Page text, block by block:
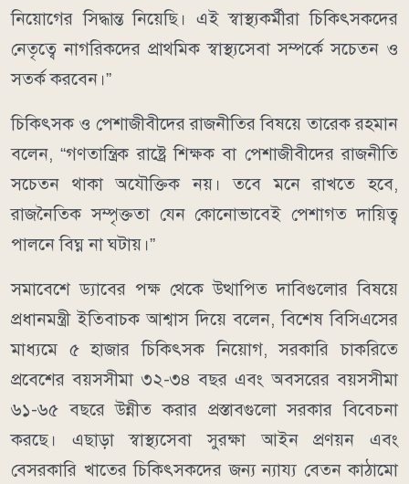
নিয়োগের সিদ্ধান্ত নিয়েছি। এই স্বাস্থ্যকর্মীরা চিকিৎসকদের
নেতৃত্বে নাগরিকদের প্রাথমিক স্বাস্থ্যসেবা সম্পর্কে সচেতন ও
সতর্ক করবেন।”
চিকিৎসক ও পেশাজীবীদের রাজনীতির বিষয়ে তারেক রহমান
বলেন, “গণতান্ত্রিক রাষ্ট্রে শিক্ষক বা পেশাজীবীদের রাজনীতি
সচেতন থাকা অযৌক্তিক নয়। তবে মনে রাখতে হবে,
রাজনৈতিক সম্পৃক্ততা যেন কোনোভাবেই পেশাগত দায়িত্ব
পালনে বিঘ্ন না ঘটায়।”
সমাবেশে ড্যাবের পক্ষ থেকে উত্থাপিত দাবিগুলোর বিষয়ে
প্রধানমন্ত্রী ইতিবাচক আশ্বাস দিয়ে বলেন, বিশেষ বিসিএসের
মাধ্যমে ৫ হাজার চিকিৎসক নিয়োগ, সরকারি চাকরিতে
প্রবেশের বয়সসীমা ৩২-৩৪ বছর এবং অবসরের বয়সসীমা
৬১-৬৫ বছরে উন্নীত করার প্রস্তাবগুলো সরকার বিবেচনা
করছে। এছাড়া স্বাস্থ্যসেবা সুরক্ষা আইন প্রণয়ন এবং
বেসরকারি খাতের চিকিৎসকদের জন্য ন্যায্য বেতন কাঠামো